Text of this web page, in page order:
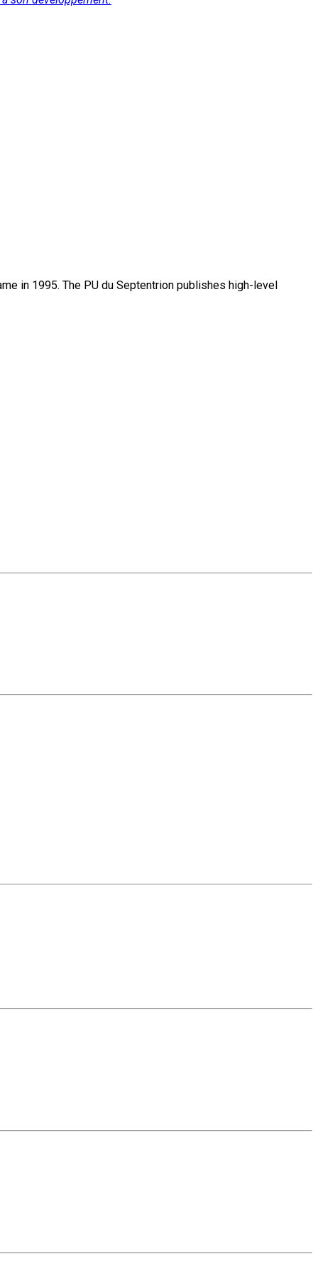
in 1995. The PU du Septentrion publishes high-level